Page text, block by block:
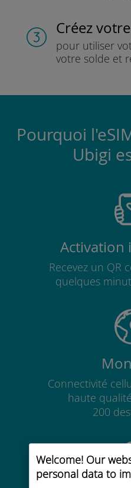
Welcome! Our
personal data to
Créez
pour utiliser
votre solde et
Pourquoi
Ubigi
Activation
Recevez un QR
quelques
Connectivité
haute
200